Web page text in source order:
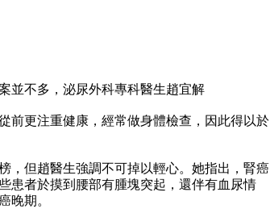
並不多，泌尿外科專科醫生趙宜解
前更注重健康，經常做身體檢查，因此得以於
，但趙醫生強調不可掉以輕心。她指出，腎癌
患者於摸到腰部有腫塊突起，還伴有血尿情
晚期。